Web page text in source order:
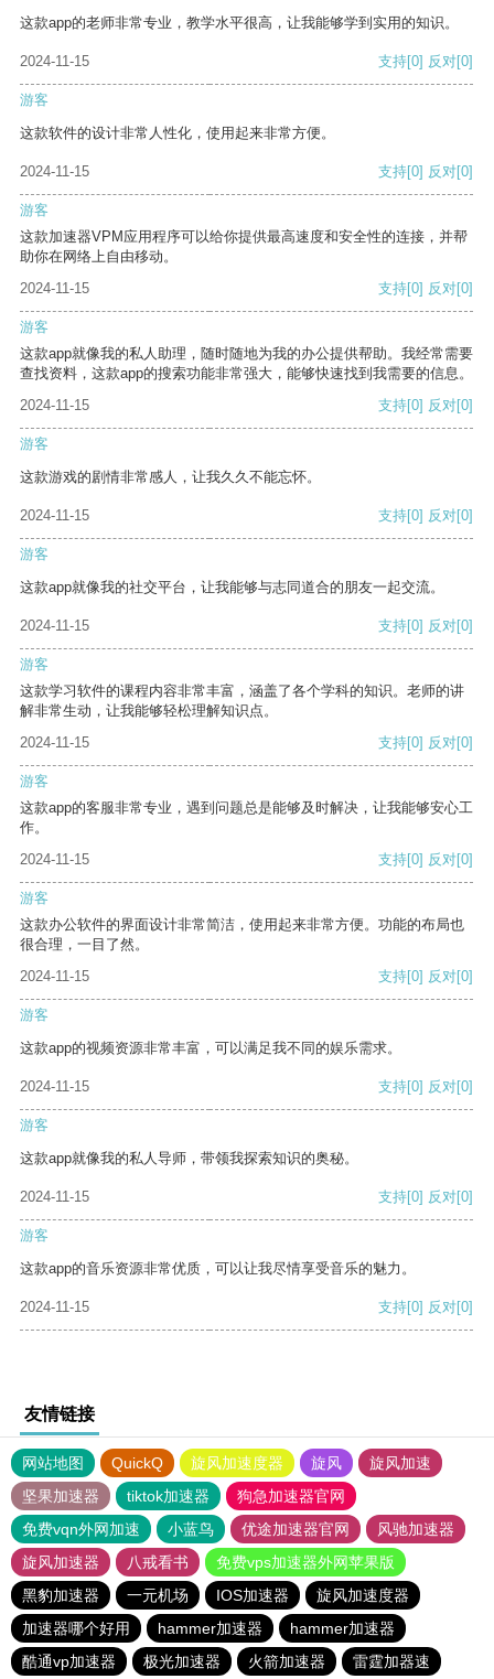
这款app的老师非常专业，教学水平很高，让我能够学到实用的知识。
2024-11-15 支持[0] 反对[0]
游客
这款软件的设计非常人性化，使用起来非常方便。
2024-11-15 支持[0] 反对[0]
游客
这款加速器VPM应用程序可以给你提供最高速度和安全性的连接，并帮
助你在网络上自由移动。
2024-11-15
支持[0] 反对[0]
游客
这款app就像我的私人助理，随时随地为我的办公提供帮助。我经常需要
查找资料，这款app的搜索功能非常强大，能够快速找到我需要的信息。
2024-11-15
支持[0] 反对[0]
游客
这款游戏的剧情非常感人，让我久久不能忘怀。
2024-11-15 支持[0] 反对[0]
游客
这款app就像我的社交平台，让我能够与志同道合的朋友一起交流。
2024-11-15 支持[0] 反对[0]
游客
这款学习软件的课程内容非常丰富，涵盖了各个学科的知识。老师的讲
解非常生动，让我能够轻松理解知识点。
2024-11-15
支持[0] 反对[0]
游客
这款app的客服非常专业，遇到问题总是能够及时解决，让我能够安心工
作。
2024-11-15
支持[0] 反对[0]
游客
这款办公软件的界面设计非常简洁，使用起来非常方便。功能的布局也
很合理，一目了然。
2024-11-15
支持[0] 反对[0]
游客
这款app的视频资源非常丰富，可以满足我不同的娱乐需求。
2024-11-15 支持[0] 反对[0]
游客
这款app就像我的私人导师，带领我探索知识的奥秘。
2024-11-15 支持[0] 反对[0]
游客
这款app的音乐资源非常优质，可以让我尽情享受音乐的魅力。
2024-11-15 支持[0] 反对[0]
友情链接
网站地图 QuickQ 旋风加速度器 旋风
旋风加速
坚果加速器
tiktok加速器
狗急加速器官网
免费vqn外网加速
小蓝鸟 优途加速器官网
风驰加速器
旋风加速器
八戒看书
免费vps加速器外网苹果版
黑豹加速器
一元机场 IOS加速器
旋风加速度器
加速器哪个好用
hammer加速器
hammer加速器
酷通vp加速器
极光加速器 火箭加速器 雷霆加器速